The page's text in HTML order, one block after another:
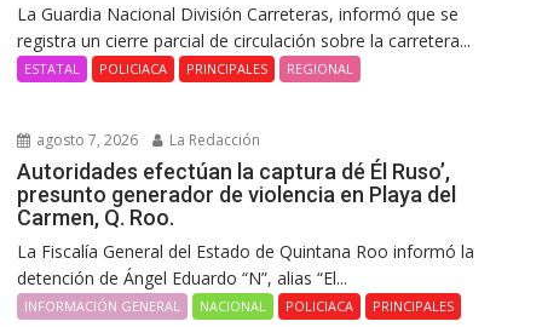
La Guardia Nacional División Carreteras, informó que se
registra un cierre parcial de circulación sobre la carretera...
ESTATAL POLICIACA PRINCIPALES REGIONAL
agosto 7, 2026 La Redacción
Autoridades efectúan la captura dé Él Ruso’,
presunto generador de violencia en Playa del
Carmen, Q. Roo.
La Fiscalía General del Estado de Quintana Roo informó la
detención de Ángel Eduardo “N”, alias “El...
INFORMACIÓN GENERAL NACIONAL POLICIACA PRINCIPALES